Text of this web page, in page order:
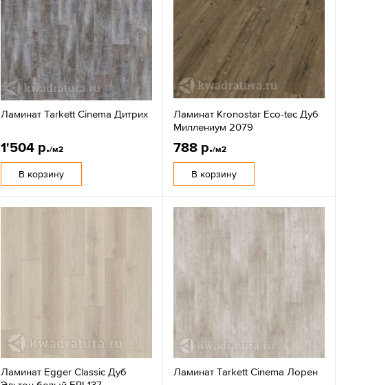
Ламинат Tarkett Cinema Дитрих
1'504 р./м2
В корзину
Ламинат Kronostar Eco-tec Дуб
Миллениум 2079
788 р./м2
В корзину
Ламинат Egger Classic Дуб
Ламинат Tarkett Cinema Лорен